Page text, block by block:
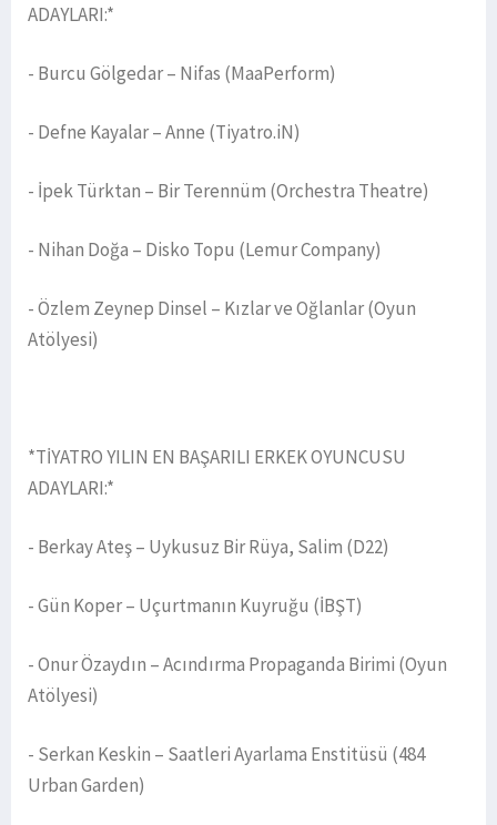
ADAYLARI:*
- Burcu Gölgedar – Nifas (MaaPerform)
- Defne Kayalar – Anne (Tiyatro.iN)
- İpek Türktan – Bir Terennüm (Orchestra Theatre)
- Nihan Doğa – Disko Topu (Lemur Company)
- Özlem Zeynep Dinsel – Kızlar ve Oğlanlar (Oyun
Atölyesi)
*TİYATRO YILIN EN BAŞARILI ERKEK OYUNCUSU
ADAYLARI:*
- Berkay Ateş – Uykusuz Bir Rüya, Salim (D22)
- Gün Koper – Uçurtmanın Kuyruğu (İBŞT)
- Onur Özaydın – Acındırma Propaganda Birimi (Oyun
Atölyesi)
- Serkan Keskin – Saatleri Ayarlama Enstitüsü (484
Urban Garden)